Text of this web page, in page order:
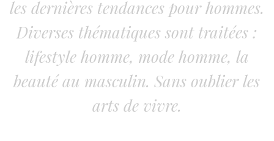
les dernières tendances pour hommes.
Diverses thématiques sont traitées :
lifestyle homme, mode homme, la
beauté au masculin. Sans oublier les
arts de vivre.